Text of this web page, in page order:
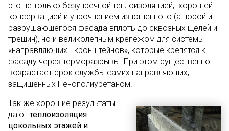
это не только безупречной теплоизоляцией, хорошей
консервацией и упрочнением изношенного (а порой и
разрушающегося фасада вплоть до сквозных щелей и
трещин), но и великолепным крепежом для системы
«направляющих - кронштейнов», которые крепятся к
фасаду через терморазрывы. При этом существенно
возрастает срок службы самих направляющих,
защищенных Пенополиуретаном.
Так же хорошие результаты
даюттеплоизоляция
цокольных этажей и